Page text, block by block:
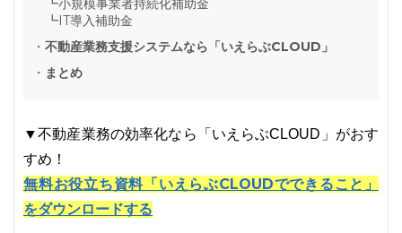
┗小規模事業者持続化補助金
┗IT導入補助金
・ 不動産業務支援システムなら「いえらぶCLOUD」
・ まとめ
▼不動産業務の効率化なら「いえらぶCLOUD」がおす
すめ！
無料お役立ち資料「いえらぶCLOUDでできること」
をダウンロードする